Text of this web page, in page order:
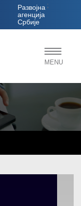
Развојна
агенција
Србије
;
Toggle
MENU